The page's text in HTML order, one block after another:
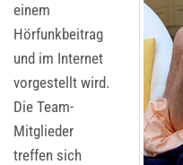
einem
Hörfunkbeitrag
und im Internet
vorgestellt wird.
Die Team-
Mitglieder
treffen sich